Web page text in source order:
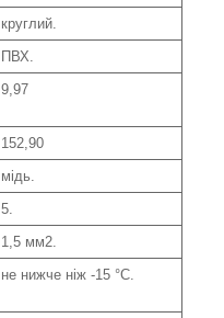
круглий.
ПВХ.
9,97
152,90
мідь.
5.
1,5 мм2.
не нижче ніж -15 °C.